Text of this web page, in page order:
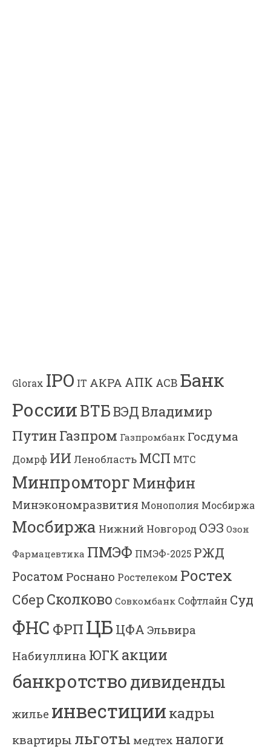
Glorax IPO IT АКРА АПК АСВ Банк
РоссииВТБВЭДВладимир
Путин Газпром Газпромбанк Госдума
Домрф ИИ Ленобласть МСП МТС
МинпромторгМинфин
Минэкономразвития Монополия Мосбиржа
Мосбиржа Нижний Новгород ОЭЗ Озон
Фармацевтика ПМЭФ ПМЭФ-2025 РЖД
Росатом Роснано Ростелеком Ростех
Сбер Сколково Совкомбанк Софтлайн Суд
ФНС ФРП ЦБ ЦФА Эльвира
Набиуллина ЮГК акции
банкротство дивиденды
жилье инвестиции кадры
квартиры льготы медтех налоги